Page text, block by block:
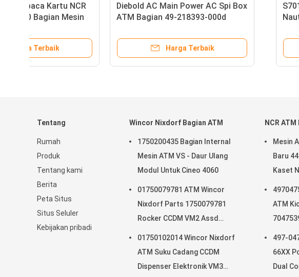
5621000038 Nautilus Hyosung
Switch Power Supply HPS750-
ATM Kunci Kunci Mekanis
Square Deadbolt Mesin
Tentang
Rumah
Produk
Tentang kami
Berita
Peta Situs
Situs Seluler
Kebijakan pribadi
Wincor Nixdorf Bagian ATM
1750200435 Bagian Internal
Mesin ATM VS - Daur Ulang
Modul Untuk Cineo 4060
01750079781 ATM Wincor
Nixdorf Parts 1750079781
Rocker CCDM VM2 Assd
01750102014 Wincor Nixdorf
ATM Suku Cadang CCDM
Dispenser Elektronik VM3
NCR
Mesin
Baru
Kaset
ATM
497-
66XX
Dual